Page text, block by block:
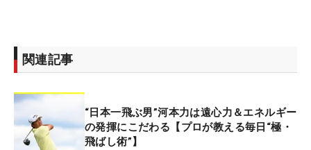
レディス」で、渋野日向子らとプレーオフを戦って
話題になった佐藤。惜しくも勝利することはできな
年からツアーで戦っている。鳴り物入りのプロ転向
で、22、23年はシード権も獲得。そして24年に
は、因縁深いスタンレーレディスでツアー初勝利
関連記事
“日本一飛ぶ男”河本力は遠心力＆エネルギー
の発揮にこだわる【プロが教える毎日“極・
飛ばし術”】